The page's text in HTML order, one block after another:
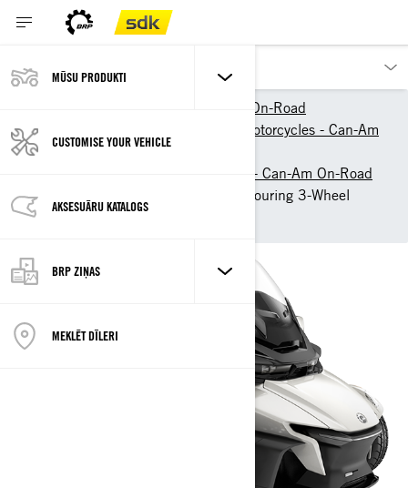
MŪSU PRODUKTI
CUSTOMISE YOUR VEHICLE
AKSESUĀRU KATALOGS
BRP ZIŅAS
MEKLĒT DĪLERI
Can-Am On-Road
2026 3-Wheel & Electric Motorcycles - Can-Am
On-Road
2026 3-Wheel motorcycles - Can-Am On-Road
2026 Can-Am Spyder RT: Touring 3-Wheel
Motorcycle